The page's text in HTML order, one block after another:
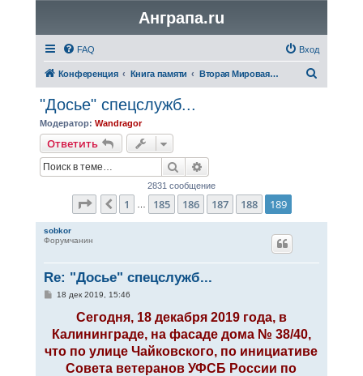
Анграпа.ru
FAQ Вход
Конференция Книга памяти Вторая Мировая война
"Досье" спецслужб...
Модератор: Wandragor
Ответить
Поиск
2831 сообщение
Страница 189из 189
Пред.
1 185 186 187 188 189
sobkor
Форумчанин
Re: "Досье" спецслужб...
С
щ
н
18 дек 2019, 15:46
Сегодня, 18 декабря 2019 года, в
Калининграде, на фасаде дома № 38/40,
что по улице Чайковского, по инициативе
Совета ветеранов УФСБ России по